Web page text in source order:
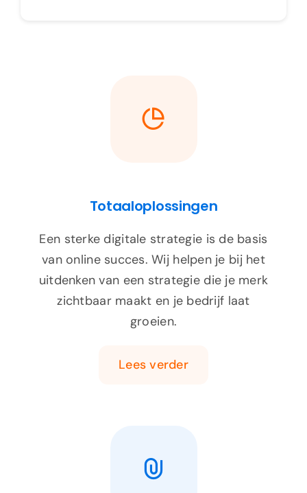
Totaaloplossingen
Een sterke digitale strategie is de basis
van online succes. Wij helpen je bij het
uitdenken van een strategie die je merk
zichtbaar maakt en je bedrijf laat
groeien.
Lees verder